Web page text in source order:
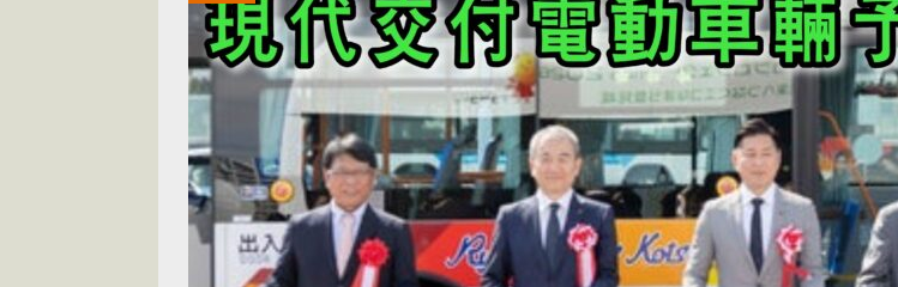
[ 2026-06-08 ] 新加坡組屋區輕型商用車停車場減租
東南亞汽車
[ 2026-06-08 ] UBER 香港七宗罪之「第七宗罪」一切禍源，由抽盲盒開始
[ 2026-05-28 ] UBER 香港七宗罪之「第六宗罪」愛回家唔止回唔到家 跣
世紀一跣
交通評論
[ 2026-05-28 ]
UBER 香港七宗罪之「第五宗罪」金鋼箍五花大綁 司機哽
尾
交通評論
[ 2026-05-27 ]
【英國】政府開放申請投入自動駕駛客運車輛服務業
運